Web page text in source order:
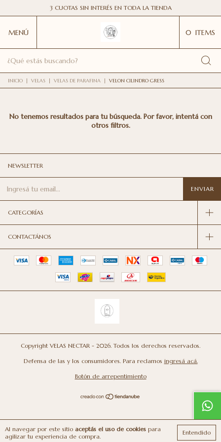
3 CUOTAS SIN INTERÉS EN TODA LA TIENDA
MENÚ 0 ITEMS
Al navegar por este sitio aceptás el uso de cookies para
agilizar tu experiencia de compra.
Entendido
INICIO | VELAS | VELAS DE PARAFINA | VELON CILINDRO GRESS
No tenemos resultados para tu búsqueda. Por favor, intentá con
otros filtros.
NEWSLETTER
CATEGORÍAS
CONTACTÁNOS
Copyright VELAS NECTAR - 2026. Todos los derechos reservados.
Defensa de las y los consumidores. Para reclamos ingresá acá.
Botón de arrepentimiento